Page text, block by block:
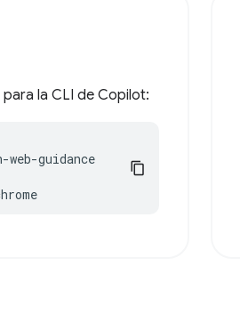
la CLI de Copilot:
web-guidance